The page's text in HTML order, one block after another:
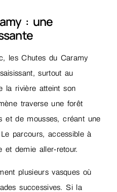
: une
les Chutes du Caramy
surtout au
la rivière atteint son
traverse une forêt
et de mousses, créant une
parcours, accessible à
et demie aller-retour.
plusieurs vasques où
successives. Si la